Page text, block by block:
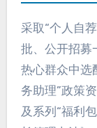
采取“个人自
批、公开招募
热心群众中选
务助理”政策
及系列“福利